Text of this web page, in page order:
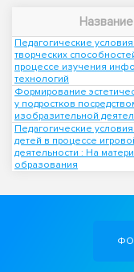
Педагогические
творческих
процессе изучения
технологий
Формирование
у подростков
изобразительной
Педагогические
детей в процессе
деятельности : На
образования